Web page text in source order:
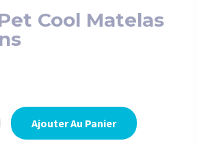
Cool Matelas
Ajouter Au Panier